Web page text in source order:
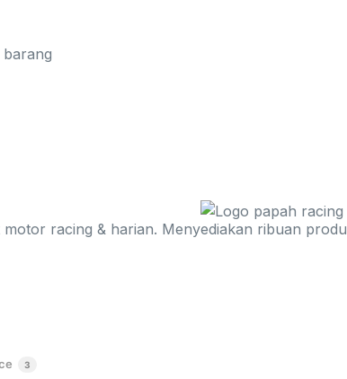
racing & harian. Menyediakan ribuan
3